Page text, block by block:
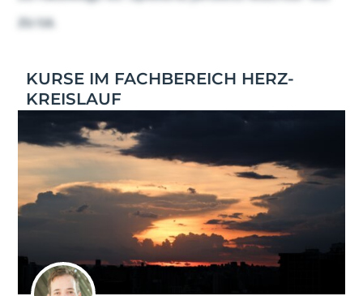
zu sa.
KURSE IM FACHBEREICH HERZ-
KREISLAUF